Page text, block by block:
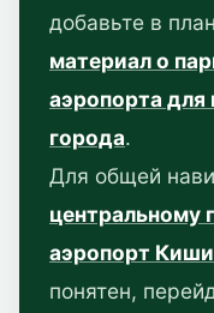
добавьте в
материал о
аэропорта для
города.
Для общей
центральному
аэропорт
понятен,